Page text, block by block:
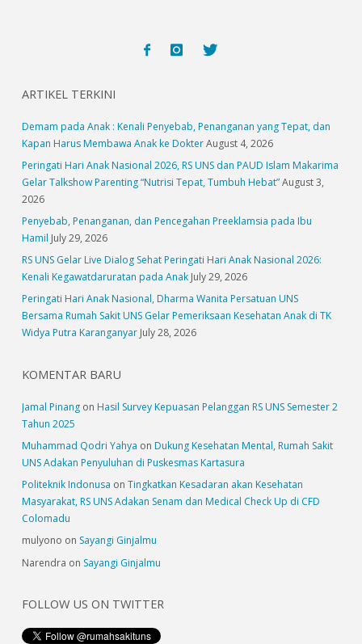
ARTIKEL TERKINI
Demam pada Anak : Kenali Penyebab, Penanganan yang Tepat, dan
Kapan Harus Membawa Anak ke DokterAugust 4, 2026
Peringati Hari Anak Nasional 2026, RS UNS dan PAUD Islam Makarima
Gelar Talkshow Parenting “Nutrisi Tepat, Tumbuh Hebat”August 3,
2026
Penyebab, Penanganan, dan Pencegahan Preeklamsia pada Ibu
Hamil July 29, 2026
RS UNS Gelar Live Dialog Sehat Peringati Hari Anak Nasional 2026:
Kenali Kegawatdaruratan pada Anak July 29, 2026
Peringati Hari Anak Nasional, Dharma Wanita Persatuan UNS
Bersama Rumah Sakit UNS Gelar Pemeriksaan Kesehatan Anak di TK
Widya Putra Karanganyar July 28, 2026
KOMENTAR BARU
Jamal Pinang on Hasil Survey Kepuasan Pelanggan RS UNS Semester 2
Tahun 2025
Muhammad Qodri Yahya on Dukung Kesehatan Mental, Rumah Sakit
UNS Adakan Penyuluhan di Puskesmas Kartasura
Politeknik Indonusa on Tingkatkan Kesadaran akan Kesehatan
Masyarakat, RS UNS Adakan Senam dan Medical Check Up di CFD
Colomadu
mulyono on Sayangi Ginjalmu
Narendra on Sayangi Ginjalmu
FOLLOW US ON TWITTER